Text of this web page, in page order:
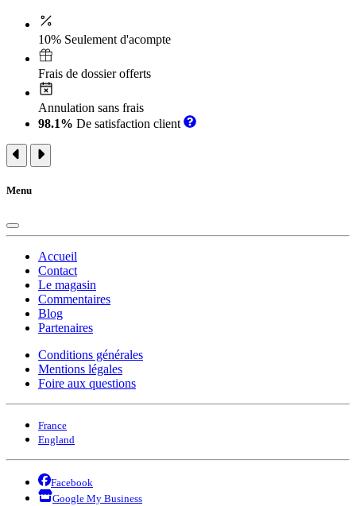
10% Seulement d'acompte
Frais de dossier offerts
Annulation sans frais
98.1% De satisfaction client
Menu
Accueil
Contact
Le magasin
Commentaires
Blog
Partenaires
Conditions générales
Mentions légales
Foire aux questions
France
England
Facebook
Google My Business